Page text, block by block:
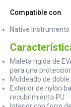
Compatible con:
Native Instruments
Maleta rígida de
para una
Moldeado de
Exterior de nylon
recubrimiento PU